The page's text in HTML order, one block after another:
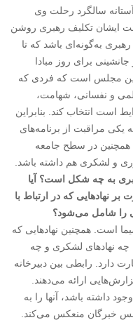
سالگرد رحلت وی
ایشان تکلیف رهبری روشن
به‌گونه‌ای باشد که تا
برای روز مبادا
این مجلس است که فردی که
و نفسانی، شهامت،
است انتخاب کند. بنابراین
مراقبت از برنامه‌های
همچنین در سطح جامعه
و لشکری هم داشته باشد.
به چه شکل است؟ آیا
نهادهایی که در ارتباط با
را شامل می‌شود؟
است. همچنین نهادهایی که
نهادهای لشکری و چه
دارد. رابطی بین دبیرخانه
ارائه می‌دهند.
داشته باشد، آنها را به
خبرگان منعکس می‌کند.